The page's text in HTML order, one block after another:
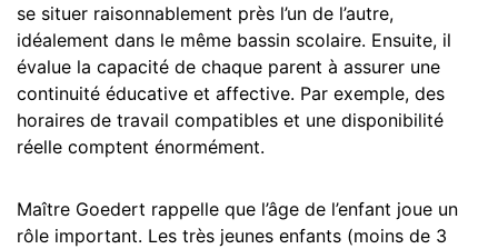
se situer raisonnablement près l’un de l’autre,
idéalement dans le même bassin scolaire. Ensuite, il
évalue la capacité de chaque parent à assurer une
continuité éducative et affective. Par exemple, des
horaires de travail compatibles et une disponibilité
réelle comptent énormément.
Maître Goedert rappelle que l’âge de l’enfant joue un
rôle important. Les très jeunes enfants (moins de 3